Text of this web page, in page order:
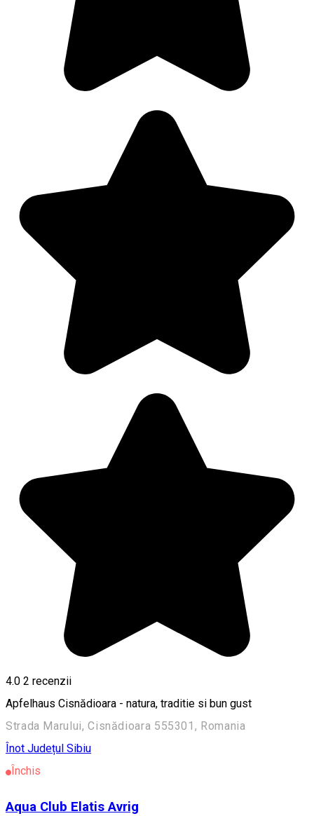
4.0 2 recenzii
Apfelhaus Cisnădioara - natura, traditie si bun gust
Strada Marului, Cisnădioara 555301, Romania
Înot Județul Sibiu
Închis
Aqua Club Elatis Avrig